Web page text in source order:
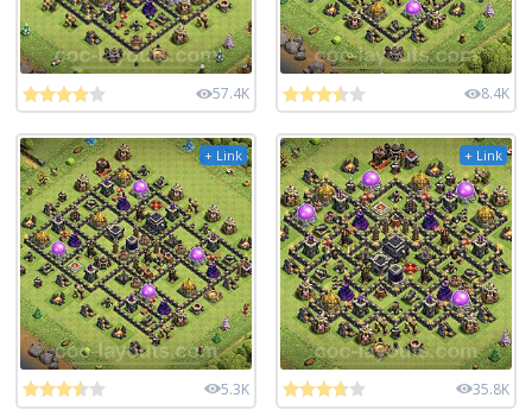
57.4K 8.4K
+ Link
5.3K
+ Link
35.8K